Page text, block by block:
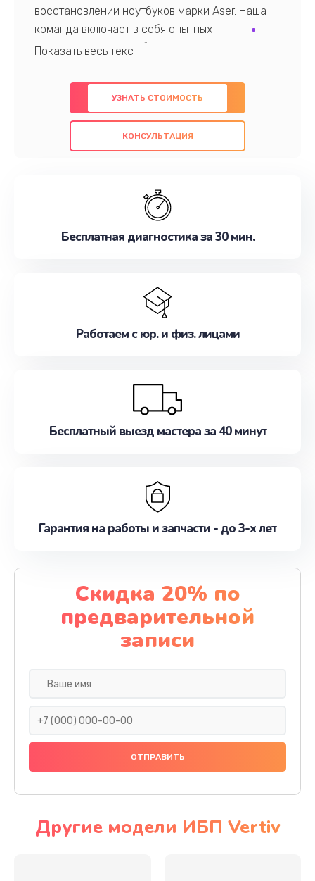
восстановлении ноутбуков марки Aser. Наша
команда включает в себя опытных
профессионалов с обширными знаниями и
предлагаем быстрый и качественный ремонт с
использованием оригинальных компонентов, а
также гарантируем качество всех
проведенных работ. Наша цель - предоставить
наилучшим образом. Не медлите записаться на
УЗНАТЬ СТОИМОСТЬ
КОНСУЛЬТАЦИЯ
Бесплатная диагностика за 30 мин.
Работаем с юр. и физ. лицами
Бесплатный выезд мастера за 40 минут
Гарантия на работы и запчасти - до 3-х лет
Скидка 20% по
предварительной
записи
Другие модели ИБП Vertiv